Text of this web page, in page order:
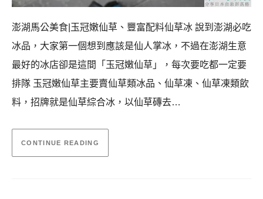
澎湖馬公美食|玉冠嫩仙草、豐富配料仙草冰 說到澎湖必吃
冰品，大家第一個想到應該是仙人掌冰，不過在澎湖生意
最好的冰店卻是這間「玉冠嫩仙草」，每次要吃都一定要
排隊 玉冠嫩仙草主要賣仙草類冰品、仙草凍、仙草凍類飲
料，招牌就是仙草綜合冰，以仙草磚去…
CONTINUE READING